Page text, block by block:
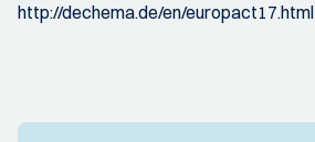
http://dechema.de/en/europact17.html